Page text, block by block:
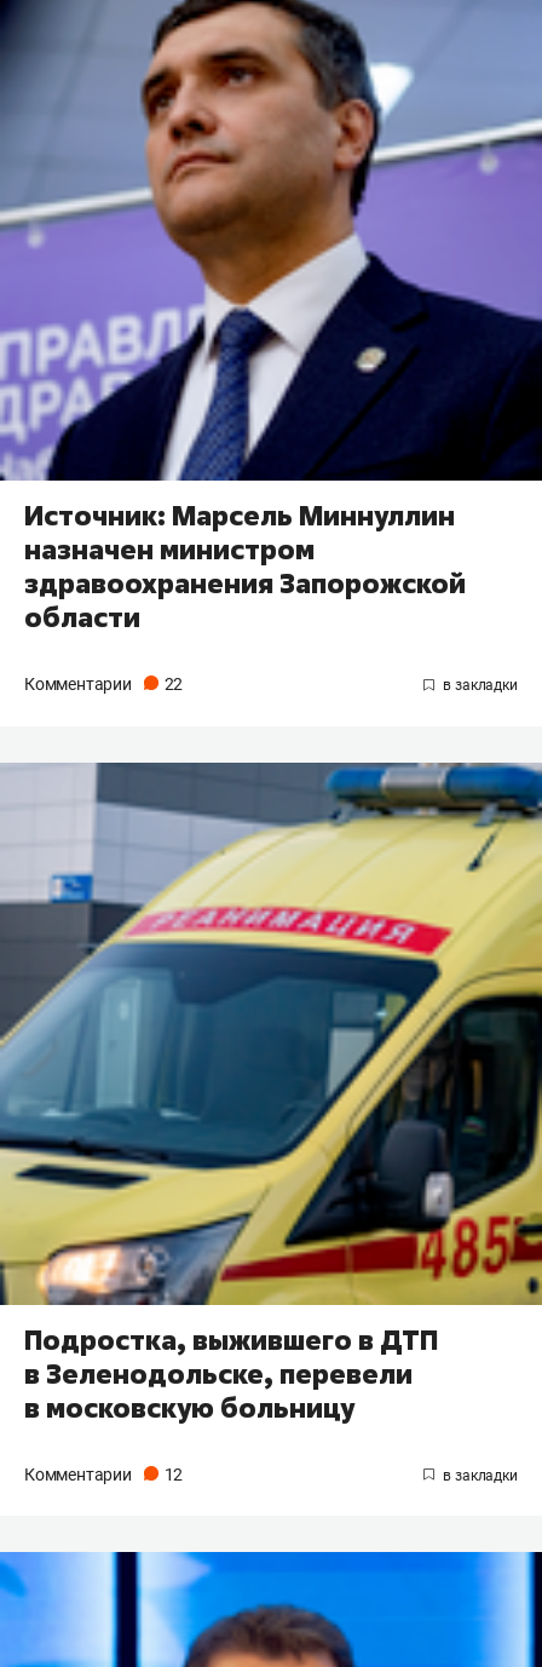
Источник: Марсель Миннуллин
назначен министром
здравоохранения Запорожской
области
Комментарии 22
Подростка, выжившего в ДТП
в Зеленодольске, перевели
в московскую больницу
Комментарии 12